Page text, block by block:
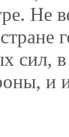
Не
сил,
и